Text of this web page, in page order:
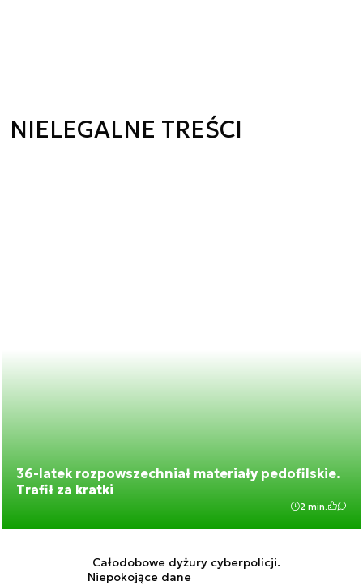
NIELEGALNE TREŚCI
36-latek rozpowszechniał materiały pedofilskie.
Trafił za kratki
2 min.
Całodobowe dyżury cyberpolicji.
Niepokojące dane